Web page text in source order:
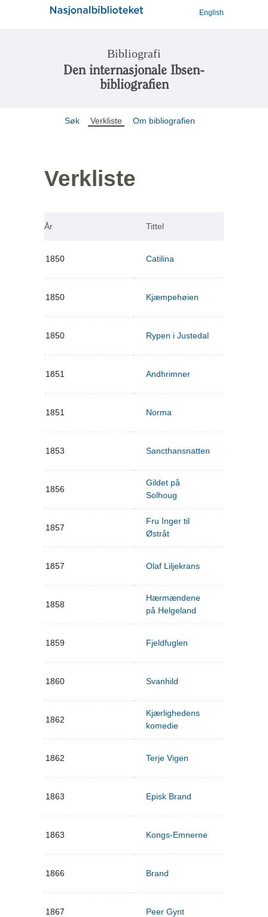
English
Bibliografi
Den internasjonale Ibsen-
bibliografien
Søk Verkliste Om bibliografien
Verkliste
År Tittel
1850 Catilina
1850 Kjæmpehøien
1850 Rypen i Justedal
1851 Andhrimner
1851 Norma
1853 Sancthansnatten
1856
Gildet på
Solhoug
1857
Fru Inger til
Østråt
1857 Olaf Liljekrans
1858
Hærmændene
på Helgeland
1859 Fjeldfuglen
1860 Svanhild
1862
Kjærlighedens
komedie
1862 Terje Vigen
1863 Episk Brand
1863 Kongs-Emnerne
1866 Brand
1867 Peer Gynt